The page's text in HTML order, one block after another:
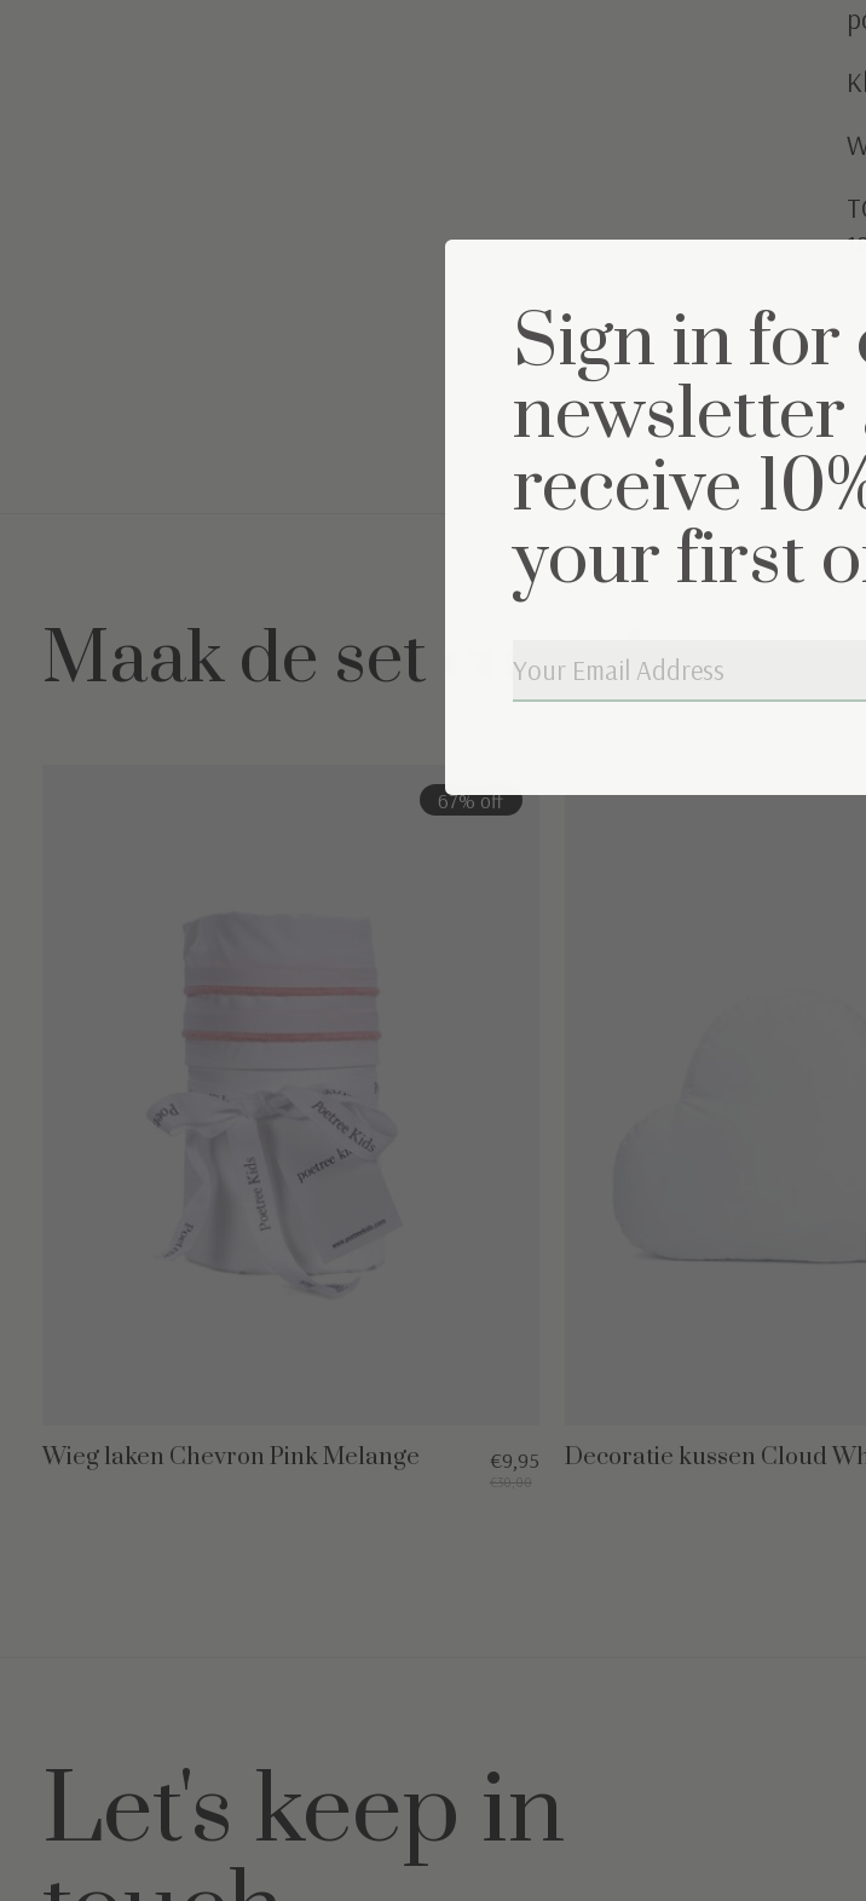
Maak de set compleet
67% off
Wieg laken Chevron Pink Melange €9,95
€30,00
Decoratie kussen Cloud
Let's keep in
Sign in for
newsletter
receive
your first